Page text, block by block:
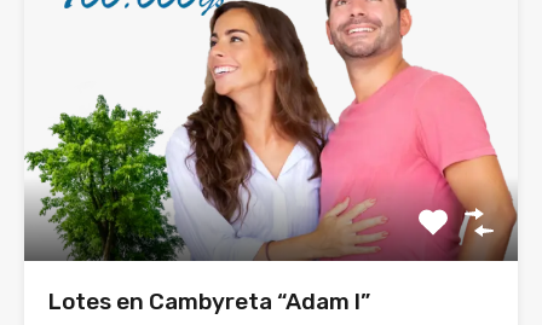
Lotes en Cambyreta “Adam I”